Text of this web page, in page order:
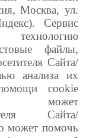
Москва, ул.
Сервис
технологию
файлы,
Сайта/
анализа их
cookie
может
Сайта/
может помочь